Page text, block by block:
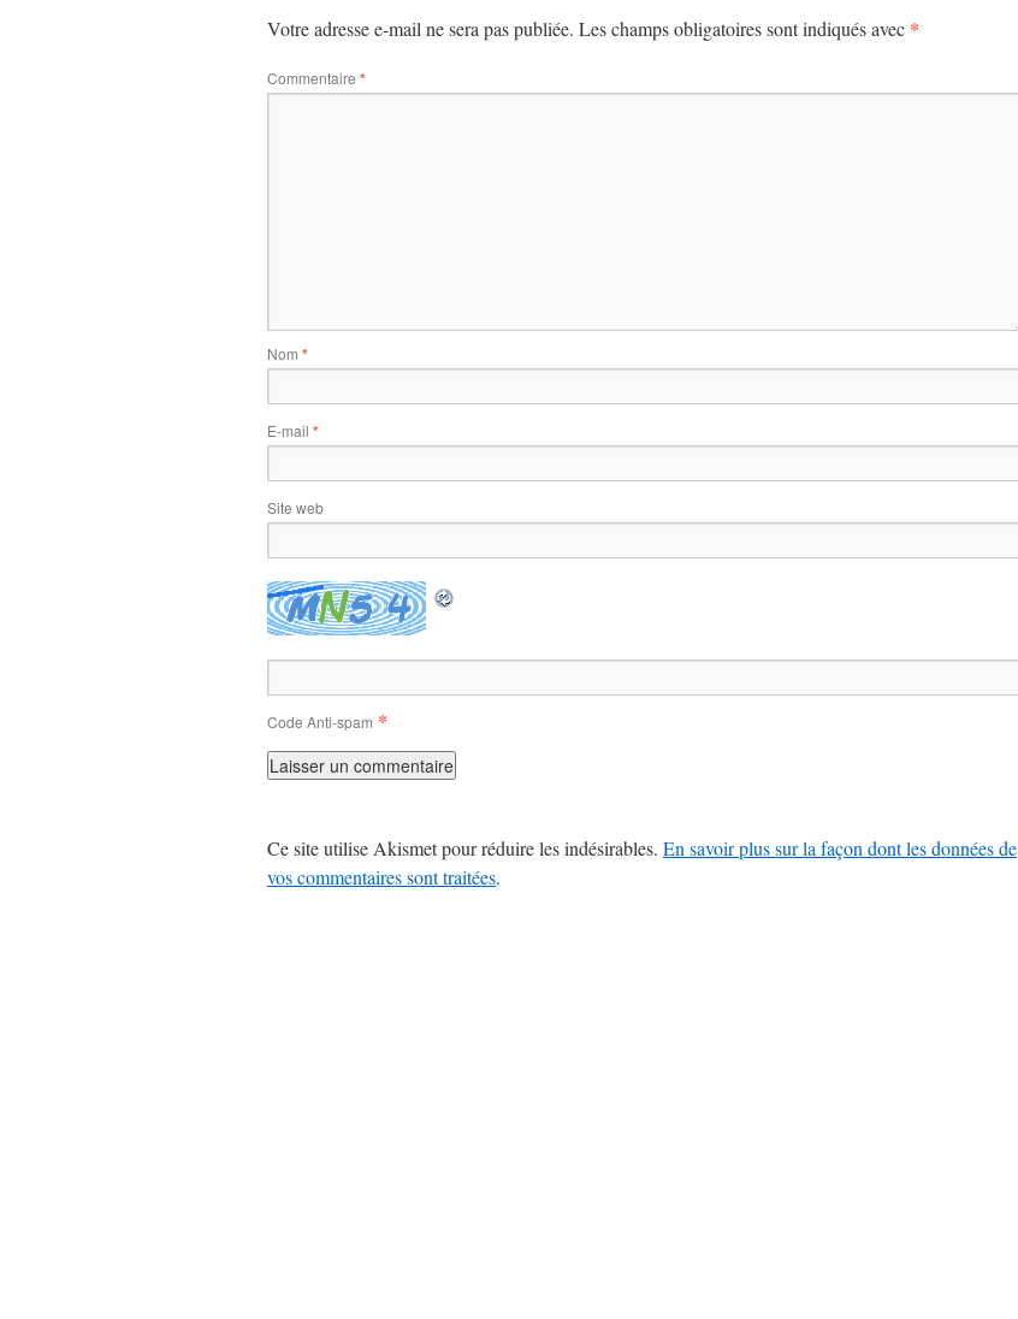
Votre adresse e-mail ne sera pas publiée. Les champs obligatoires sont indiqués avec *
Commentaire *
Nom *
E-mail *
Site web
Code Anti-spam *
Ce site utilise Akismet pour réduire les indésirables. En savoir plus sur la façon dont les données de
vos commentaires sont traitées.